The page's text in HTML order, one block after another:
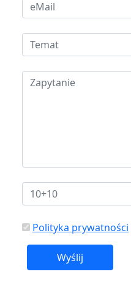
Polityka prywatności
Wyślij